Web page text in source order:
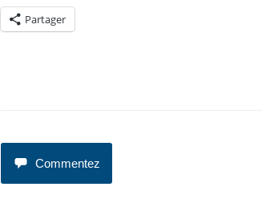
Partager
Commentez